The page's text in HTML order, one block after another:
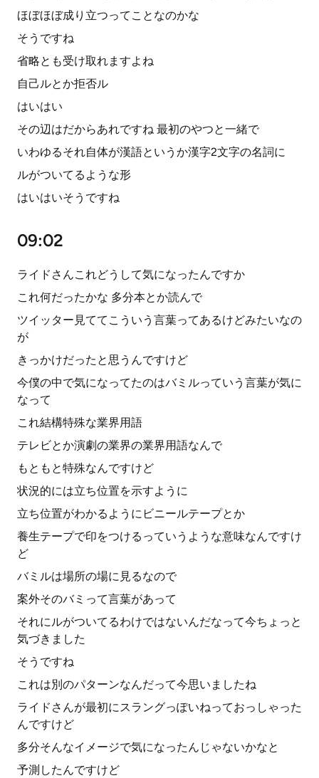
ほぼほぼ成り立つってことなのかな
そうですね
省略とも受け取れますよね
自己ルとか拒否ル
はいはい
その辺はだからあれですね 最初のやつと一緒で
いわゆるそれ自体が漢語というか漢字2文字の名詞に
ルがついてるような形
はいはいそうですね
09:02
ライドさんこれどうして気になったんですか
これ何だったかな 多分本とか読んで
ツイッター見ててこういう言葉ってあるけどみたいなの
が
きっかけだったと思うんですけど
今僕の中で気になってたのはバミルっていう言葉が気に
なって
これ結構特殊な業界用語
テレビとか演劇の業界の業界用語なんで
もともと特殊なんですけど
状況的には立ち位置を示すように
立ち位置がわかるようにビニールテープとか
養生テープで印をつけるっていうような意味なんですけ
ど
バミルは場所の場に見るなので
案外そのバミって言葉があって
それにルがついてるわけではないんだなって今ちょっと
気づきました
そうですね
これは別のパターンなんだって今思いましたね
ライドさんが最初にスラングっぽいねっておっしゃった
んですけど
多分そんなイメージで気になったんじゃないかなと
予測したんですけど